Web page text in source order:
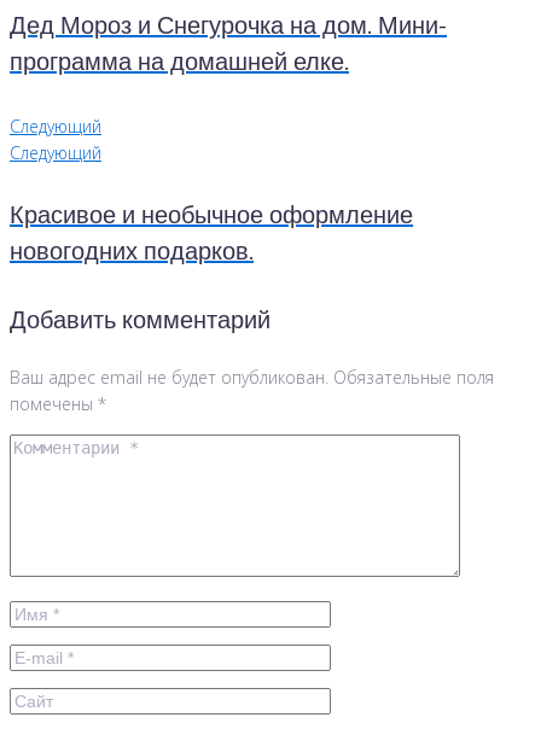
Дед Мороз и Снегурочка на дом. Мини-
программа на домашней елке.
Следующий
Следующий
Красивое и необычное оформление
новогодних подарков.
Добавить комментарий
Ваш адрес email не будет опубликован. Обязательные поля
помечены *